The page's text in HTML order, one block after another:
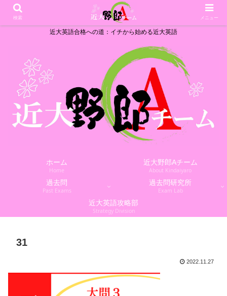
近大英語合格への道：イチから始める近大英語
ホーム
Home
近大野郎Aチーム
About Kindaiyaro
過去問
Past Exams
過去問研究所
Exam Lab
近大英語攻略部
Strategy Division
31
2022.11.27
検索 メニュー